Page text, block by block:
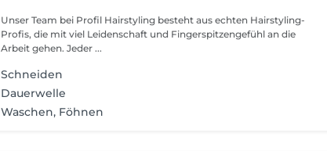
Unser Team bei Profil Hairstyling besteht aus echten Hairstyling-
Profis, die mit viel Leidenschaft und Fingerspitzengefühl an die
Arbeit gehen. Jeder ...
Schneiden
Dauerwelle
Waschen, Föhnen